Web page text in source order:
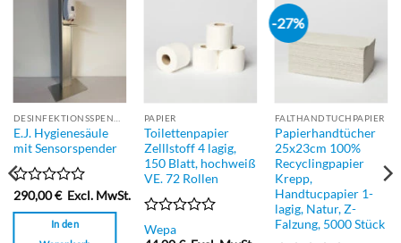
E.J. Hygienesäule
mit Sensorspender
Bewertet
mit
290,00€ Excl. MwSt.
In den
PAPIER
Toilettenpapier
Zelllstoff 4 lagig,
150 Blatt, hochweiß
VE. 72 Rollen
Bewertet
mit
Wepa
-27%
FALTHANDTUCHPAPIER
Papierhandtücher
25x23cm 100%
Recyclingpapier
Krepp,
Handtucpapier 1-
lagig, Natur, Z-
Falzung, 5000 Stück